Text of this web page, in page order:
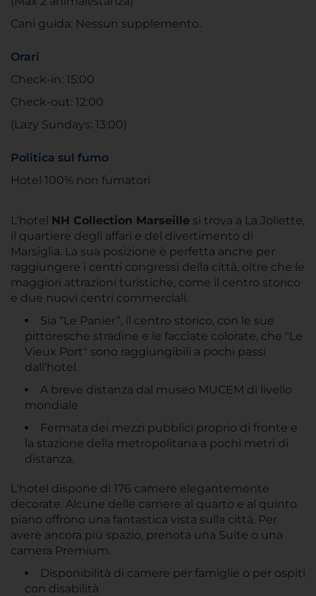
Cani guida: Nessun supplemento.
Orari
Check-in: 15:00
Check-out: 12:00
(Lazy Sundays: 13:00)
Politica sul fumo
Hotel 100% non fumatori
L'hotel NH Collection Marseille si trova a La Joliette,
il quartiere degli affari e del divertimento di
Marsiglia. La sua posizione è perfetta anche per
raggiungere i centri congressi della città, oltre che le
maggiori attrazioni turistiche, come il centro storico
e due nuovi centri commerciali.
Sia “Le Panier”, il centro storico, con le sue
pittoresche stradine e le facciate colorate, che "Le
Vieux Port" sono raggiungibili a pochi passi
dall'hotel.
A breve distanza dal museo MUCEM di livello
mondiale
Fermata dei mezzi pubblici proprio di fronte e
la stazione della metropolitana a pochi metri di
distanza.
L'hotel dispone di 176 camere elegantemente
decorate. Alcune delle camere al quarto e al quinto
piano offrono una fantastica vista sulla città. Per
avere ancora più spazio, prenota una Suite o una
camera Premium.
Disponibilità di camere per famiglie o per ospiti
con disabilità